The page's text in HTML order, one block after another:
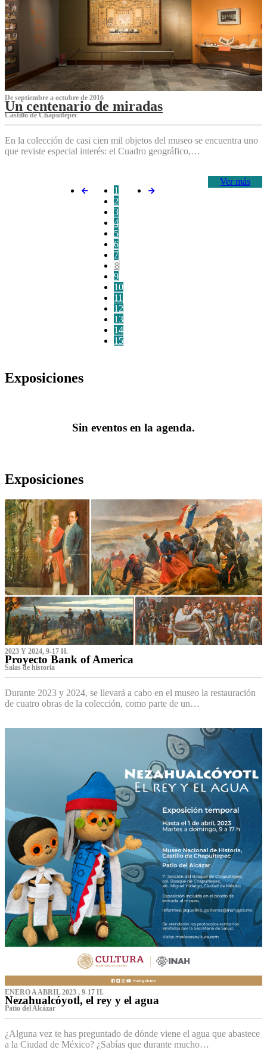
De septiembre a octubre de 2016
Un centenario de miradas
Castillo de Chapultepec
En la colección de casi cien mil objetos del museo se encuentra uno
que reviste especial interés: el Cuadro geográfico,…
Ver más
1
2
3
4
5
6
7
8
9
10
11
12
13
14
15
Exposiciones
Sin eventos en la agenda.
Exposiciones
2023 Y 2024, 9-17 H.
Proyecto Bank of America
S‌alas de historia
Durante 2023 y 2024, se llevará a cabo en el museo la restauración
de cuatro obras de la colección, como parte de un…
ENERO A ABRIL 2023 , 9-17 H.
Nezahualcóyotl, el rey y el agua
Patio del Alcázar
¿Alguna vez te has preguntado de dónde viene el agua que abastece
a la Ciudad de México? ¿Sabías que durante mucho…